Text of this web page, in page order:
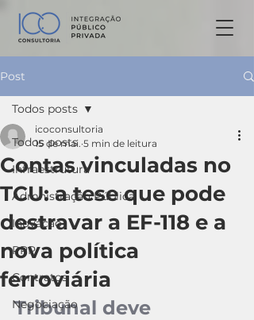
Post
Todos posts
Infraestrutura
Admnistração Pública
Inovação
PPP
Contratos
Negociação
Todos posts
Contas vinculadas no
TCU: a tese que pode
destravar a EF-118 e a
nova política
ferroviária
icoconsultoria
15 de mai. 5 min de leitura
Tribunal deve